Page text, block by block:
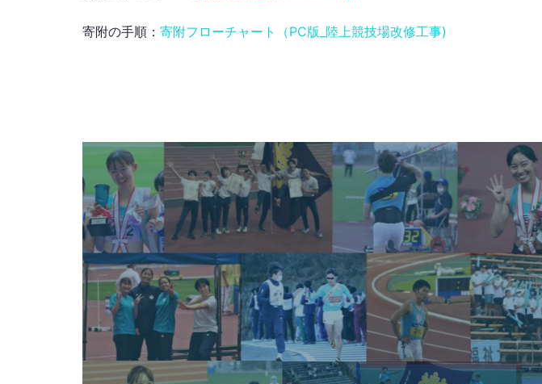
寄附の手順： 寄附フローチャート（PC版_陸上競技場改修工事)